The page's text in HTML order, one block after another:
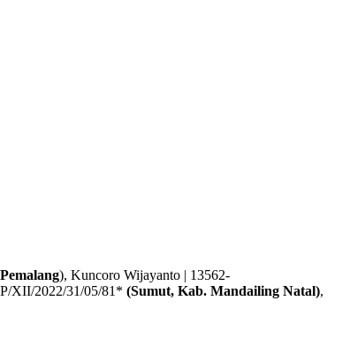
), Kuncoro Wijayanto | 13562-
XII/2022/31/05/81* (Sumut, Kab. Mandailing Natal),